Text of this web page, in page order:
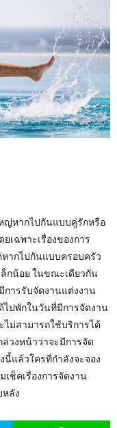
ญ่หากไปกันแบบคู่รักหรือ
เฉพาะเรื่องของการ
ากไปกันแบบครอบครัว
ล็กน้อย ในขณะเดียวกัน
การรับจัดงานแต่งงาน
ไปพักในวันที่มีการจัดงาน
ม่สามารถใช้บริการได้
วงหน้าว่าจะมีการจัด
นี้แล้วใครที่กำลังจะจอง
เช็คเรื่องการจัดงาน
ลัง